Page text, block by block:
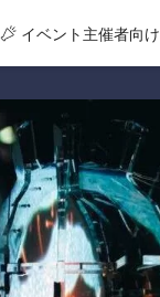
イベント主催者向け